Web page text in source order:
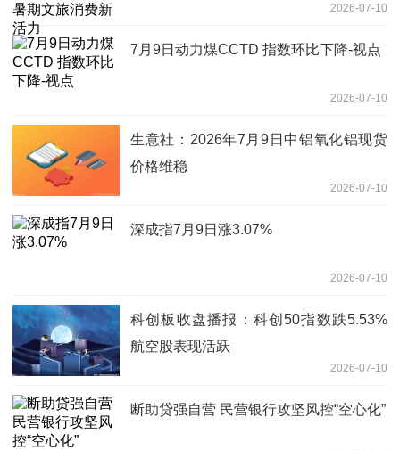
2026-07-10
7月9日动力煤CCTD 指数环比下降-视点
2026-07-10
生意社：2026年7月9日中铝氧化铝现货
价格维稳
2026-07-10
深成指7月9日涨3.07%
2026-07-10
科创板收盘播报：科创50指数跌5.53%
航空股表现活跃
2026-07-10
断助贷强自营 民营银行攻坚风控“空心化”